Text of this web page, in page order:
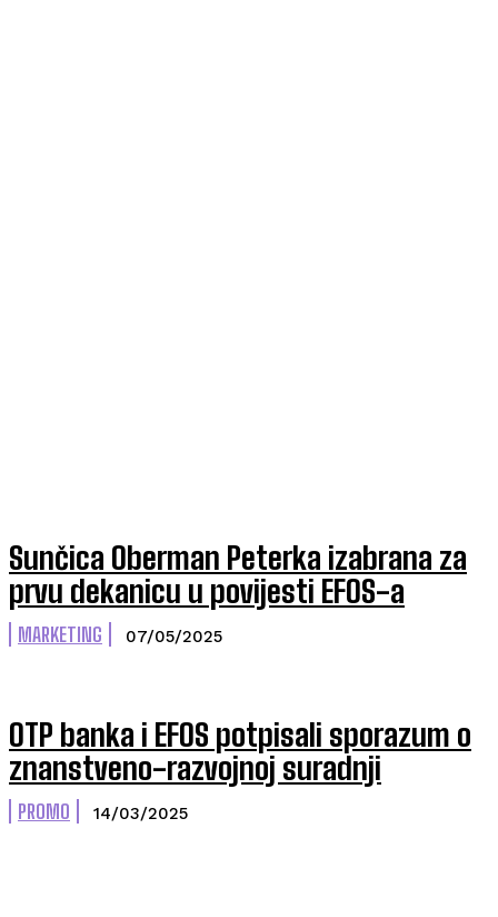
Sunčica Oberman Peterka izabrana za
prvu dekanicu u povijesti EFOS-a
MARKETING 07/05/2025
OTP banka i EFOS potpisali sporazum o
znanstveno-razvojnoj suradnji
PROMO 14/03/2025